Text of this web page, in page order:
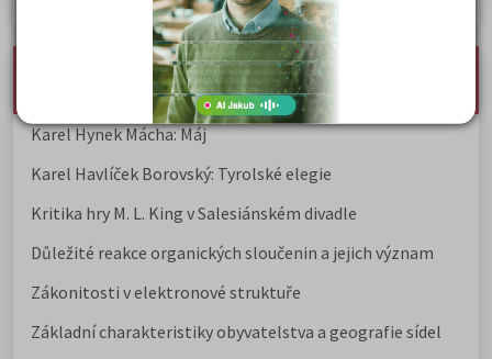
Jak se dostat na nejžádanější obory vysokých škol
nejnovější seminárky, maturitní otázky a čtenářsky
Karel Hynek Mácha: Máj
Karel Havlíček Borovský: Tyrolské elegie
Kritika hry M. L. King v Salesiánském divadle
Důležité reakce organických sloučenin a jejich význam
Zákonitosti v elektronové struktuře
Základní charakteristiky obyvatelstva a geografie sídel